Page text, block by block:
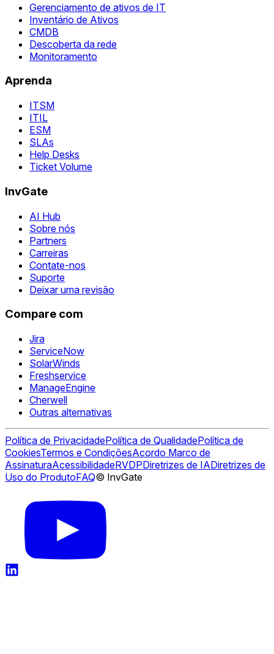
Gerenciamento de ativos de IT
Inventário de Ativos
CMDB
Descoberta da rede
Monitoramento
Aprenda
ITSM
ITIL
ESM
SLAs
Help Desks
Ticket Volume
InvGate
AI Hub
Sobre nós
Partners
Carreiras
Contate-nos
Suporte
Deixar uma revisão
Compare com
Jira
ServiceNow
SolarWinds
Freshservice
ManageEngine
Cherwell
Outras alternativas
Política de PrivacidadePolítica de QualidadePolítica de
CookiesTermos e CondiçõesAcordo Marco de
AssinaturaAcessibilidadeRVDPDiretrizes de IADiretrizes de
Uso do ProdutoFAQ© InvGate